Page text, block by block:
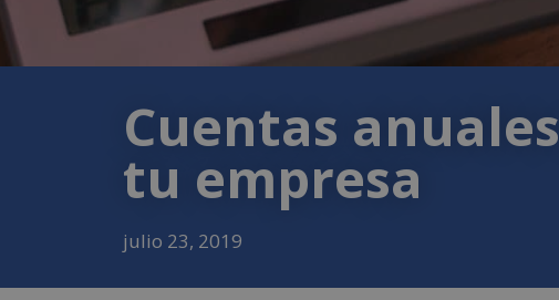
Cuentas
tu empresa
julio 23, 2019